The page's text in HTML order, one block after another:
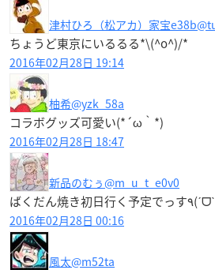
津村ひろ（松アカ）家宝e38b
ちょうど東京にいるるる*\(^o^)/*
2016年02月28日 19:14
柚希@yzk_58a
コラボグッズ可愛い(*´ω｀*)
2016年02月28日 18:47
新品のむぅ@m_u_t_e0v0
2016年02月28日 00:16
風太@m52ta